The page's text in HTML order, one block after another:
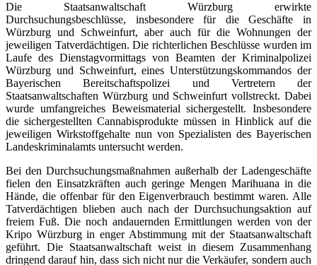
Die Staatsanwaltschaft Würzburg erwirkte
Durchsuchungsbeschlüsse, insbesondere für die Geschäfte in
Würzburg und Schweinfurt, aber auch für die Wohnungen der
jeweiligen Tatverdächtigen. Die richterlichen Beschlüsse wurden im
Laufe des Dienstagvormittags von Beamten der Kriminalpolizei
Würzburg und Schweinfurt, eines Unterstützungskommandos der
Bayerischen Bereitschaftspolizei und Vertretern der
Staatsanwaltschaften Würzburg und Schweinfurt vollstreckt. Dabei
wurde umfangreiches Beweismaterial sichergestellt. Insbesondere
die sichergestellten Cannabisprodukte müssen in Hinblick auf die
jeweiligen Wirkstoffgehalte nun von Spezialisten des Bayerischen
Landeskriminalamts untersucht werden.
Bei den Durchsuchungsmaßnahmen außerhalb der Ladengeschäfte
fielen den Einsatzkräften auch geringe Mengen Marihuana in die
Hände, die offenbar für den Eigenverbrauch bestimmt waren. Alle
Tatverdächtigen blieben auch nach der Durchsuchungsaktion auf
freiem Fuß. Die noch andauernden Ermittlungen werden von der
Kripo Würzburg in enger Abstimmung mit der Staatsanwaltschaft
geführt. Die Staatsanwaltschaft weist in diesem Zusammenhang
dringend darauf hin, dass sich nicht nur die Verkäufer, sondern auch